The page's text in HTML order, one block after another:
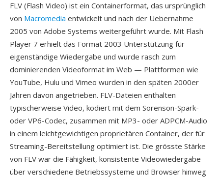
FLV (Flash Video) ist ein Containerformat, das ursprünglich
von Macromedia entwickelt und nach der Uebernahme
2005 von Adobe Systems weitergeführt wurde. Mit Flash
Player 7 erhielt das Format 2003 Unterstützung für
eigenständige Wiedergabe und wurde rasch zum
dominierenden Videoformat im Web — Plattformen wie
YouTube, Hulu und Vimeo wurden in den späten 2000er
Jahren davon angetrieben. FLV-Dateien enthalten
typischerweise Video, kodiert mit dem Sorenson-Spark-
oder VP6-Codec, zusammen mit MP3- oder ADPCM-Audio
in einem leichtgewichtigen proprietären Container, der für
Streaming-Bereitstellung optimiert ist. Die grösste Stärke
von FLV war die Fähigkeit, konsistente Videowiedergabe
über verschiedene Betriebssysteme und Browser hinweg